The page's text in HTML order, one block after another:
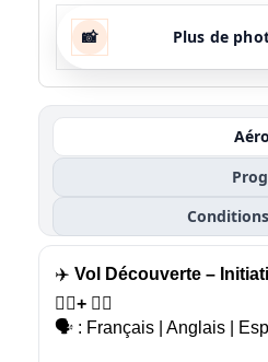
📸 Plus de
✈️ Vol Découverte –
🙍‍♂️+ 🧑‍✈️
🗣️ : Français | Anglais |